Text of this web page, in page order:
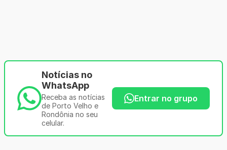
Notícias no
WhatsApp
Receba as notícias
de Porto Velho e
Rondônia no seu
celular.
Entrar no grupo